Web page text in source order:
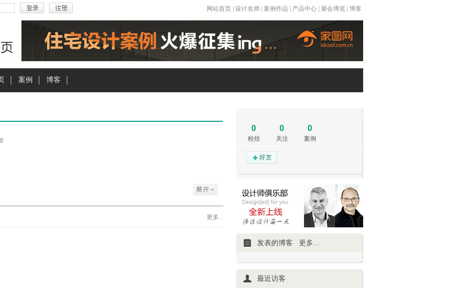
网站首页| 设计名师| 案例作品 产品中心| 展会博览| 博客
案例 博客
更多...
0
粉丝
0
关注
0
案例
发表的博客 更多...
最近访客